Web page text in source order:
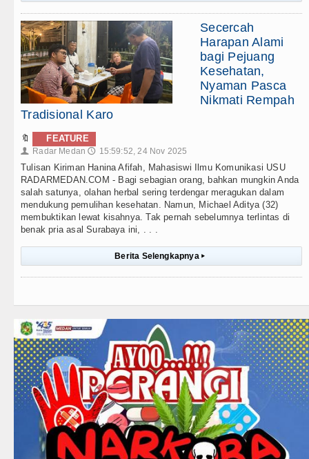
Secercah
Harapan Alami
bagi Pejuang
Kesehatan,
Nyaman Pasca
Nikmati Rempah
Tradisional Karo
🔖 FEATURE
👤 Radar Medan 🕔 15:59:52, 24 Nov 2025
Tulisan Kiriman Hanina Afifah, Mahasiswi Ilmu Komunikasi USU
RADARMEDAN.COM - Bagi sebagian orang, bahkan mungkin Anda
salah satunya, olahan herbal sering terdengar meragukan dalam
mendukung pemulihan kesehatan. Namun, Michael Aditya (32)
membuktikan lewat kisahnya. Tak pernah sebelumnya terlintas di
benak pria asal Surabaya ini, . . .
Berita Selengkapnya ▸